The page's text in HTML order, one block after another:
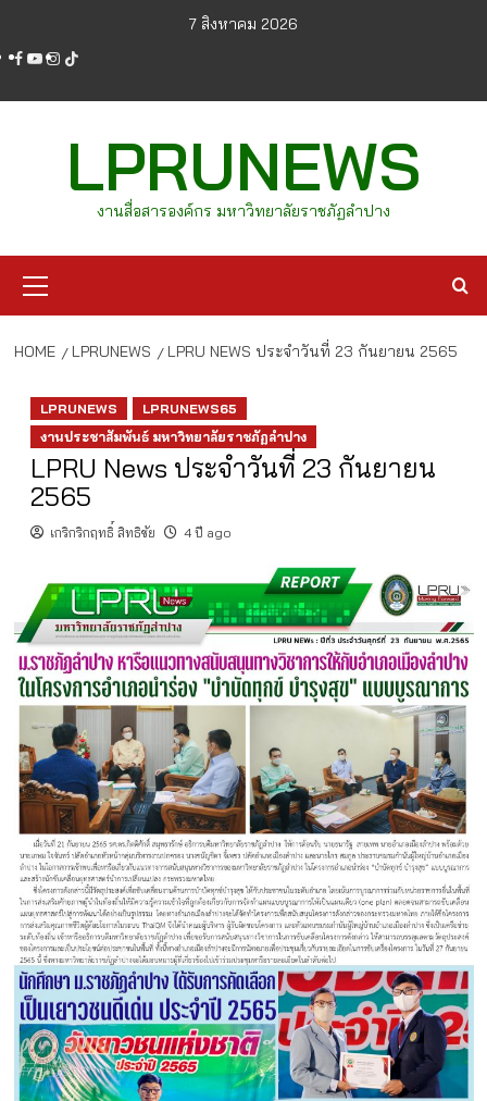
content
7 สิงหาคม 2026
facebook
youtube
instagram
tiktok
LPRUNEWS
งานสื่อสารองค์กร มหาวิทยาลัยราชภัฏลำปาง
Menu
HOME LPRUNEWS LPRU NEWS ประจำวันที่ 23 กันยายน 2565
LPRUNEWS
LPRUNEWS65
งานประชาสัมพันธ์ มหาวิทยาลัยราชภัฏลำปาง
LPRU News ประจำวันที่ 23 กันยายน
2565
เกริกริกฤทธิ์ สิทธิชัย 4 ปี ago